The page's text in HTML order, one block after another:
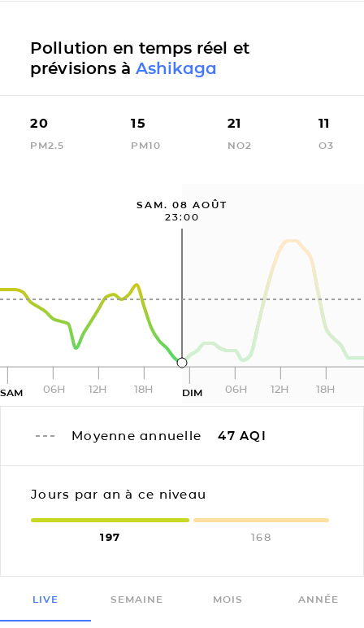
Pollution en temps réel et
prévisions à Ashikaga
20
PM2.5
15
PM10
21
NO2
11
O3
SAM. 08 AOÛT
23:00
SAM 06H 12H 18H DIM 06H 12H 18H
Moyenne annuelle 47 AQI
Jours par an à ce niveau
197 168
LIVE SEMAINE MOIS ANNÉE